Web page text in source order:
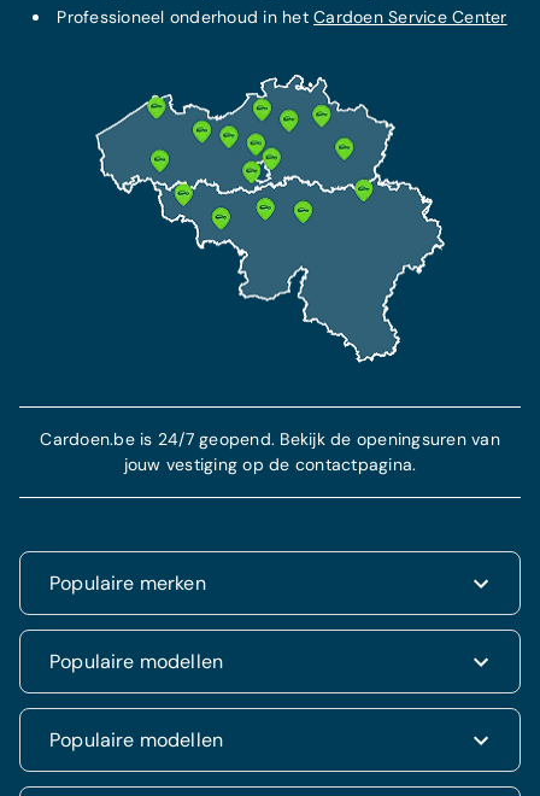
Professioneel onderhoud in hetCardoen Service Center
Populaire merken
Renault
Dacia
Volkswagen
Hyundai
Populaire modellen
Renault Clio
Populaire modellen
Cardoen.be is 24/7 geopend. Bekijk de openingsuren van
jouw vestiging op de contactpagina.